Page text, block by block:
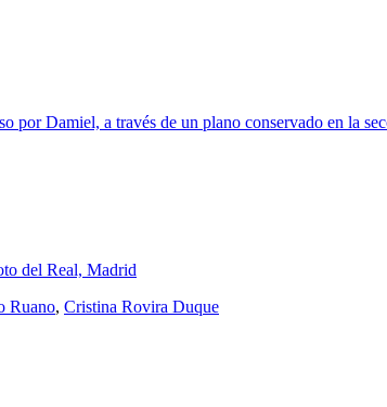
por Damiel, a través de un plano conservado en la
del Real, Madrid
Ruano, Cristina Rovira Duque